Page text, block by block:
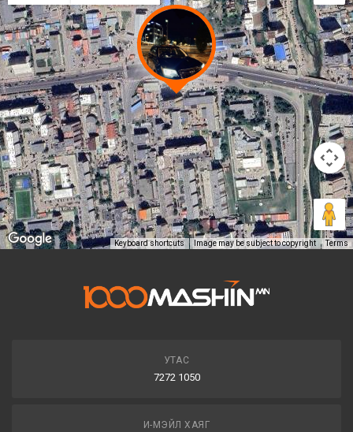
Keyboard shortcuts Image may be subject to copyright Terms
УТАС
7272 1050
И-МЭЙЛ ХАЯГ